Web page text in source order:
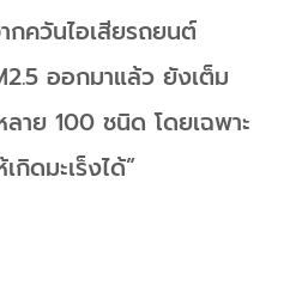
กควันไอเสียรถยนต์
ออกมาแล้ว ยังเต็ม
ลาย 100 ชนิด โดยเฉพาะ
กิดมะเร็งได้”